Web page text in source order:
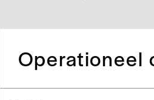
Operationeel